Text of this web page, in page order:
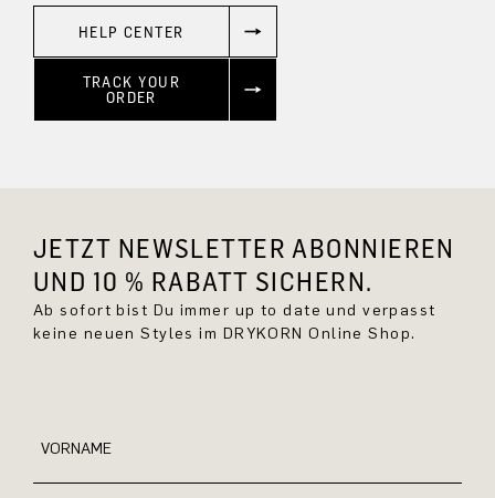
HELP CENTER
TRACK YOUR
ORDER
JETZT NEWSLETTER ABONNIEREN
UND 10 % RABATT SICHERN.
Ab sofort bist Du immer up to date und verpasst
keine neuen Styles im DRYKORN Online Shop.
VORNAME